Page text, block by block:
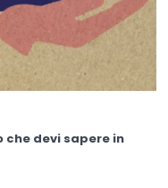
che devi sapere in